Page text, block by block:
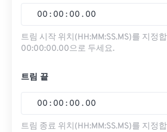
00 : 00 : 00 . 00
트림 시작 위치(HH:MM:SS.MS)를 지정
00:00:00.00으로 두세요.
트림 끝
00 : 00 : 00 . 00
트림 종료 위치(HH:MM:SS.MS)를 지정